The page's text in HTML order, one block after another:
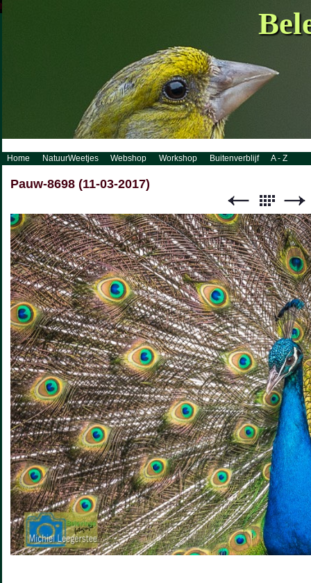
http://www.visueelconcept.nl/sitemap.xml.gz
Home NatuurWeetjes Webshop Workshop Buitenverblijf A - Z
Pauw-8698 (11-03-2017)